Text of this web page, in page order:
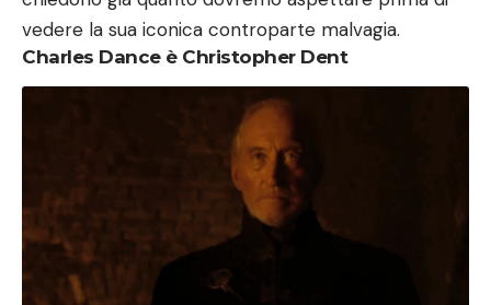
vedere la sua iconica controparte malvagia.
Charles Dance è Christopher Dent